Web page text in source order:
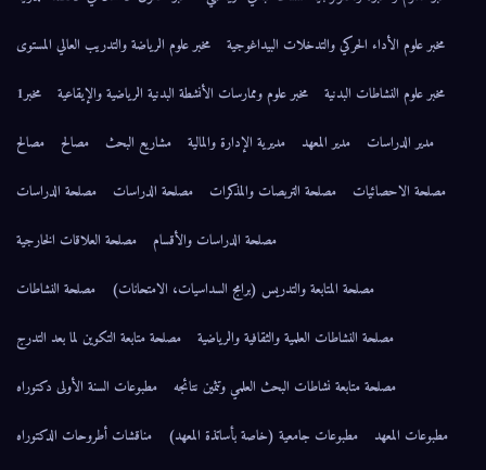
مخبر علوم الأداء الحركي والتدخلات البيداغوجية
مخبر علوم الرياضة والتدريب العالي المستوى
مخبر علوم النشاطات البدنية
مخبر علوم وممارسات الأنشطة البدنية الرياضية والإيقاعية
مخبر1
مدير الدراسات
مدير المعهد مديرية الإدارة والمالية مشاريع البحث مصالح
مصالح
مصلحة الاحصائيات
مصلحة التربصات والمذكرات مصلحة الدراسات
مصلحة الدراسات
مصلحة الدراسات والأقسام
مصلحة العلاقات الخارجية
مصلحة المتابعة والتدريس (برامج السداسيات، الامتحانات)
مصلحة النشاطات
مصلحة النشاطات العلمية والثقافية والرياضية
مصلحة متابعة التكوين لما بعد التدرج
مصلحة متابعة نشاطات البحث العلمي وتثمين نتائجه
مطبوعات السنة الأولى دكتوراه
مطبوعات المعهد
مطبوعات جامعية (خاصة بأساتذة المعهد) مناقشات أطروحات الدكتوراه